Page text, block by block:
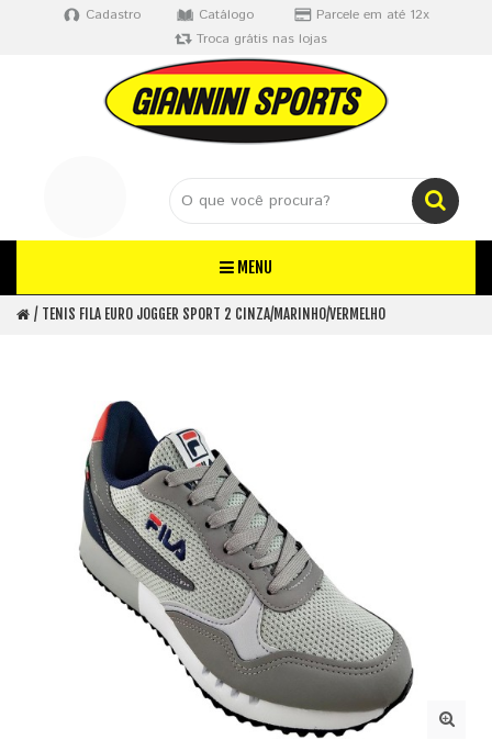
Cadastro Catálogo
Parcele em até 12x
Troca grátis nas lojas
MENU
TENIS FILA EURO JOGGER SPORT 2 CINZA/MARINHO/VERMELHO